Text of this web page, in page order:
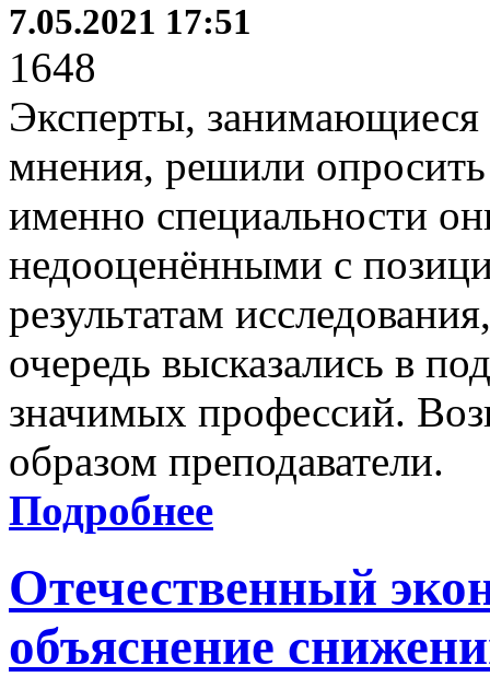
7.05.2021 17:51
1648
Эксперты, занимающиеся
мнения, решили
именно специальности
недооценёнными с
результатам
очередь высказались в
значимых профессий.
образом преподаватели.
Подробнее
Отечественный
объяснение